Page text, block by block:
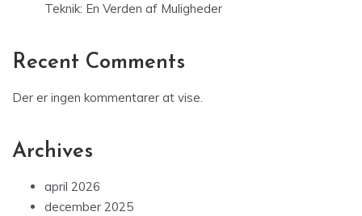
Teknik: En Verden af Muligheder
Recent Comments
Der er ingen kommentarer at vise.
Archives
april 2026
december 2025